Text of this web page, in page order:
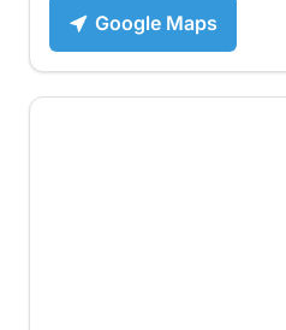
Google Maps